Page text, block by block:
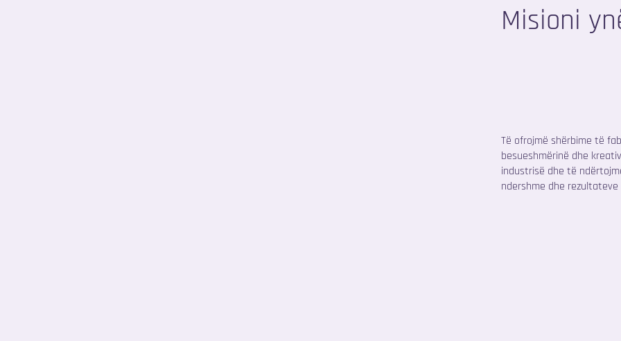
Misioni
Të ofrojmë shërbime të
besueshmërinë dhe
industrisë dhe të
ndershme dhe